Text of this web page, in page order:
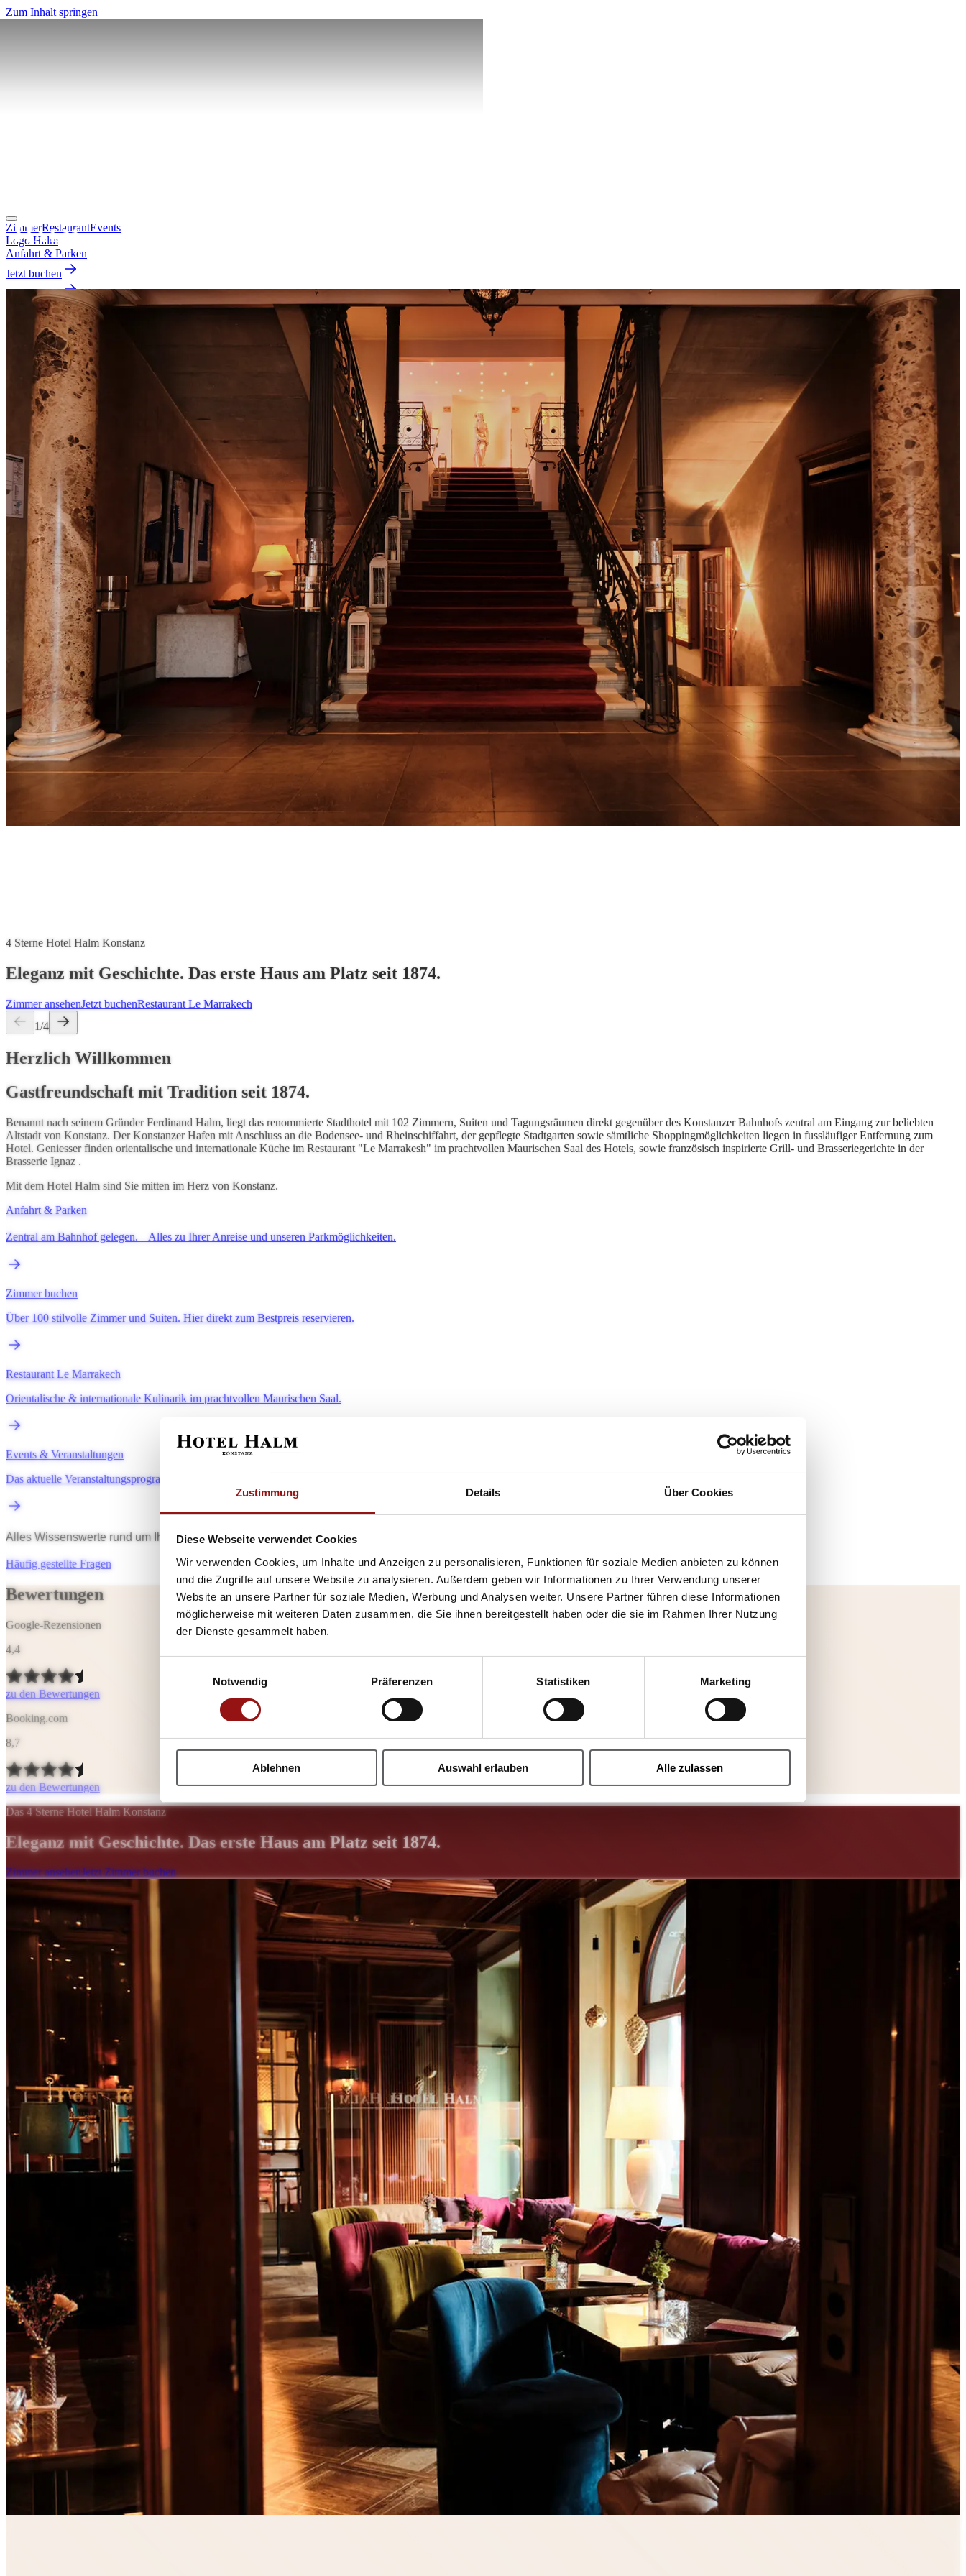
Zustimmung Details Über Cookies
Diese Webseite verwendet Cookies
Wir verwenden Cookies, um Inhalte und Anzeigen zu personalisieren, Funktionen für soziale Medien anbieten zu können
und die Zugriffe auf unsere Website zu analysieren. Außerdem geben wir Informationen zu Ihrer Verwendung unserer
Website an unsere Partner für soziale Medien, Werbung und Analysen weiter. Unsere Partner führen diese Informationen
möglicherweise mit weiteren Daten zusammen, die Sie ihnen bereitgestellt haben oder die sie im Rahmen Ihrer Nutzung
der Dienste gesammelt haben.
Notwendig
Präferenzen Statistiken Marketing
Ablehnen Auswahl erlauben Alle zulassen
Zum Inhalt springen
ZimmerRestaurantEvents
Logo Halm
Anfahrt & Parken
Jetzt buchen
Jetzt buchen
4 Sterne Hotel Halm Konstanz
Eleganz mit Geschichte. Das erste Haus am Platz seit 1874.
Zimmer ansehenJetzt buchenRestaurant Le Marrakech
1/4
Herzlich Willkommen
Gastfreundschaft mit Tradition seit 1874.
Benannt nach seinem Gründer Ferdinand Halm, liegt das renommierte Stadthotel mit 102 Zimmern, Suiten und Tagungsräumen direkt gegenüber des Konstanzer Bahnhofs zentral am Eingang zur beliebten
Altstadt von Konstanz. Der Konstanzer Hafen mit Anschluss an die Bodensee- und Rheinschiffahrt, der gepflegte Stadtgarten sowie sämtliche Shoppingmöglichkeiten liegen in fussläufiger Entfernung zum
Hotel. Geniesser finden orientalische und internationale Küche im Restaurant "Le Marrakesh" im prachtvollen Maurischen Saal des Hotels, sowie französisch inspirierte Grill- und Brasseriegerichte in der
Brasserie Ignaz .
Mit dem Hotel Halm sind Sie mitten im Herz von Konstanz.
Anfahrt & Parken
Zentral am Bahnhof gelegen. Alles zu Ihrer Anreise und unseren Parkmöglichkeiten.
Zimmer buchen
Über 100 stilvolle Zimmer und Suiten. Hier direkt zum Bestpreis reservieren.
Restaurant Le Marrakech
Orientalische & internationale Kulinarik im prachtvollen Maurischen Saal.
Events & Veranstaltungen
Das aktuelle Veranstaltungsprogramm mit künstlerischen und kulinarischen Highlights
Alles Wissenswerte rund um Ihren Aufenthalt bei uns auf einen Blick.
Häufig gestellte Fragen
Bewertungen
Google-Rezensionen
4,4
zu den Bewertungen
Booking.com
8,7
zu den Bewertungen
Das 4 Sterne Hotel Halm Konstanz
Eleganz mit Geschichte. Das erste Haus am Platz seit 1874.
Zimmer ansehenJetzt Zimmer buchen